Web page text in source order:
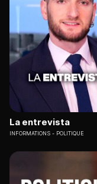
La entrevista
INFORMATIONS POLITIQUE